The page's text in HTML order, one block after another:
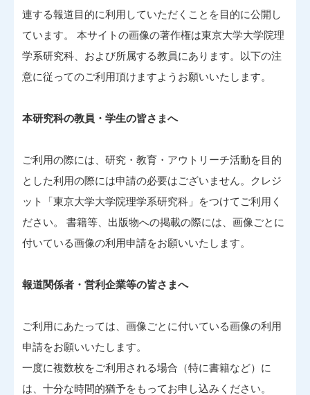
連する報道目的に利用していただくことを目的に公開し
ています。 本サイトの画像の著作権は東京大学大学院理
学系研究科、および所属する教員にあります。以下の注
意に従ってのご利用頂けますようお願いいたします。
本研究科の教員・学生の皆さまへ
ご利用の際には、研究・教育・アウトリーチ活動を目的
とした利用の際には申請の必要はございません。クレジ
ット「東京大学大学院理学系研究科」をつけてご利用く
ださい。 書籍等、出版物への掲載の際には、画像ごとに
付いている画像の利用申請をお願いいたします。
報道関係者・営利企業等の皆さまへ
ご利用にあたっては、画像ごとに付いている画像の利用
申請をお願いいたします。
一度に複数枚をご利用される場合（特に書籍など）に
は、十分な時間的猶予をもってお申し込みください。